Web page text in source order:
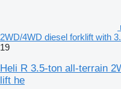
2WD/4WD diesel forklift with
19
Heli R 3.5-ton all-terrain
lift he